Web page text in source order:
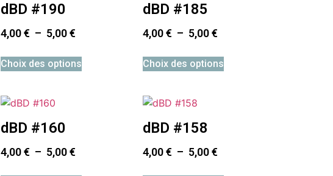
dBD #190
4,00€ – 5,00€
Choix des options
dBD #185
4,00€ – 5,00€
Choix des options
dBD #160
4,00€ – 5,00€
dBD #158
4,00€ – 5,00€